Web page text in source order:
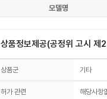
모델명
상품정보제공(공정위 고시
상품군 기타
허가 관련 해당사항